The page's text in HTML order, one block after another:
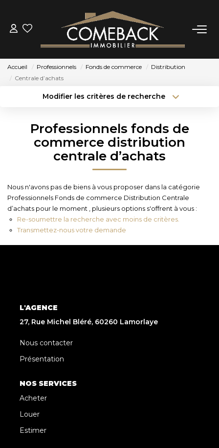
ACHETER
NOTRE AGENCE
BIENS VENDUS
CONTACT
Accueil Professionnels Fonds de commerce
Distribution
Centrale d’achats
Modifier les critères de recherche
Type de bien
Surface min
Plus de critères
Créer une alerte
Professionnels fonds de
commerce distribution
centrale d’achats
Nous n'avons pas de biens à vous proposer dans la catégorie
Professionnels Fonds de commerce Distribution Centrale
d’achats pour le moment , plusieurs options s'offrent à vous :
Re-soumettre la recherche avec moins de critères.
Transmettez-nous votre demande
L'AGENCE
27, Rue Michel Bléré, 60260 Lamorlaye
Nous contacter
Présentation
NOS SERVICES
Acheter
Louer
Estimer